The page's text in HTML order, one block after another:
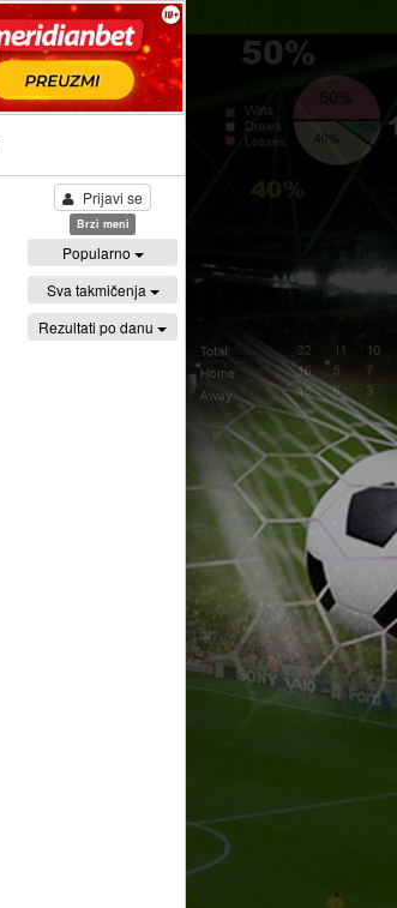
Prijavi se
Brzi meni
Popularno
Sva takmičenja
Rezultati po danu